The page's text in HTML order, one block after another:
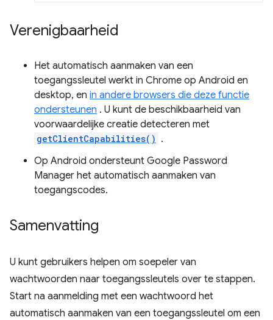
Verenigbaarheid
Het automatisch aanmaken van een
toegangssleutel werkt in Chrome op Android en
desktop, en in andere browsers die deze functie
ondersteunen . U kunt de beschikbaarheid van
voorwaardelijke creatie detecteren met
getClientCapabilities() .
Op Android ondersteunt Google Password
Manager het automatisch aanmaken van
toegangscodes.
Samenvatting
U kunt gebruikers helpen om soepeler van
wachtwoorden naar toegangssleutels over te stappen.
Start na aanmelding met een wachtwoord het
automatisch aanmaken van een toegangssleutel om een ​​